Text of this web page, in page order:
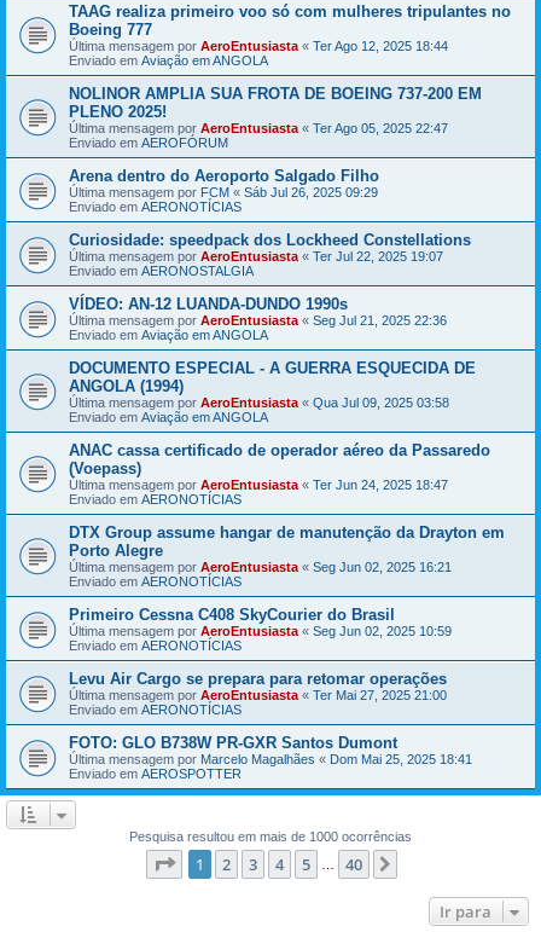
TAAG realiza primeiro voo só com mulheres tripulantes no
Boeing 777
Última mensagem por AeroEntusiasta « Ter Ago 12, 2025 18:44
Enviado em Aviação em ANGOLA
NOLINOR AMPLIA SUA FROTA DE BOEING 737-200 EM
PLENO 2025!
Última mensagem por AeroEntusiasta « Ter Ago 05, 2025 22:47
Enviado em AEROFÓRUM
Arena dentro do Aeroporto Salgado Filho
Última mensagem por FCM « Sáb Jul 26, 2025 09:29
Enviado em AERONOTÍCIAS
Curiosidade: speedpack dos Lockheed Constellations
Última mensagem por AeroEntusiasta « Ter Jul 22, 2025 19:07
Enviado em AERONOSTALGIA
VÍDEO: AN-12 LUANDA-DUNDO 1990s
Última mensagem por AeroEntusiasta « Seg Jul 21, 2025 22:36
Enviado em Aviação em ANGOLA
DOCUMENTO ESPECIAL - A GUERRA ESQUECIDA DE
ANGOLA (1994)
Última mensagem por AeroEntusiasta « Qua Jul 09, 2025 03:58
Enviado em Aviação em ANGOLA
ANAC cassa certificado de operador aéreo da Passaredo
(Voepass)
Última mensagem por AeroEntusiasta « Ter Jun 24, 2025 18:47
Enviado em AERONOTÍCIAS
DTX Group assume hangar de manutenção da Drayton em
Porto Alegre
Última mensagem por AeroEntusiasta « Seg Jun 02, 2025 16:21
Enviado em AERONOTÍCIAS
Primeiro Cessna C408 SkyCourier do Brasil
Última mensagem por AeroEntusiasta « Seg Jun 02, 2025 10:59
Enviado em AERONOTÍCIAS
Levu Air Cargo se prepara para retomar operações
Última mensagem por AeroEntusiasta « Ter Mai 27, 2025 21:00
Enviado em AERONOTÍCIAS
FOTO: GLO B738W PR-GXR Santos Dumont
Última mensagem por Marcelo Magalhães « Dom Mai 25, 2025 18:41
Enviado em AEROSPOTTER
Pesquisa resultou em mais de 1000 ocorrências
Página de 40
1 2 3 4 5 40
Ir para